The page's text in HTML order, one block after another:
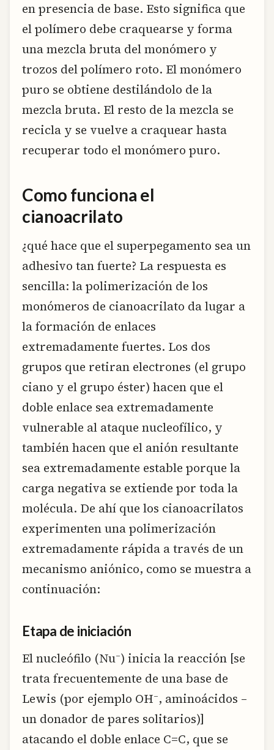
en presencia de base. Esto significa que
el polímero debe craquearse y forma
una mezcla bruta del monómero y
trozos del polímero roto. El monómero
puro se obtiene destilándolo de la
mezcla bruta. El resto de la mezcla se
recicla y se vuelve a craquear hasta
recuperar todo el monómero puro.
Como funciona el
cianoacrilato
¿qué hace que el superpegamento sea un
adhesivo tan fuerte? La respuesta es
sencilla: la polimerización de los
monómeros de cianoacrilato da lugar a
la formación de enlaces
extremadamente fuertes. Los dos
grupos que retiran electrones (el grupo
ciano y el grupo éster) hacen que el
doble enlace sea extremadamente
vulnerable al ataque nucleofílico, y
también hacen que el anión resultante
sea extremadamente estable porque la
carga negativa se extiende por toda la
molécula. De ahí que los cianoacrilatos
experimenten una polimerización
extremadamente rápida a través de un
mecanismo aniónico, como se muestra a
continuación:
Etapa de iniciación
El nucleófilo (Nu–) inicia la reacción [se
trata frecuentemente de una base de
Lewis (por ejemplo OH–, aminoácidos –
un donador de pares solitarios)]
atacando el doble enlace C=C, que se